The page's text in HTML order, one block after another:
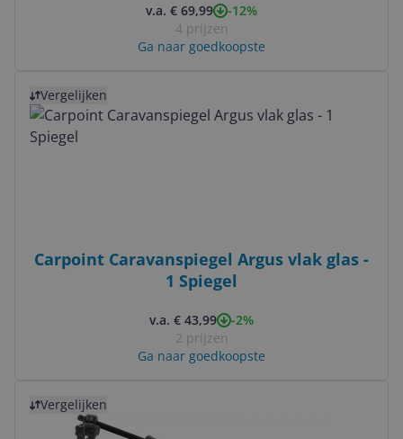
v.a. € 69,99
-12%
4 prijzen
Ga naar goedkoopste
Vergelijken
Carpoint Caravanspiegel Argus vlak glas -
1 Spiegel
v.a. € 43,99
-2%
2 prijzen
Ga naar goedkoopste
Vergelijken